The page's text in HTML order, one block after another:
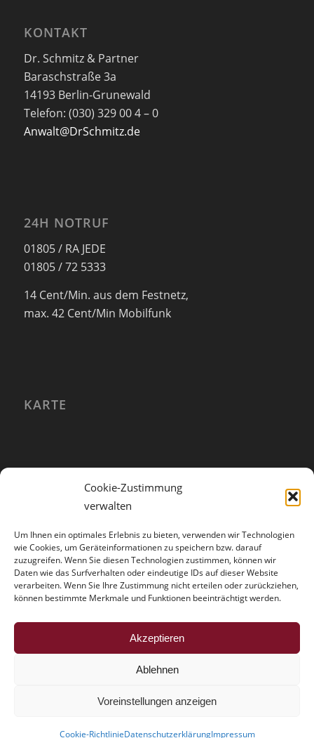
Cookie-Zustimmung
verwalten
Um Ihnen ein optimales Erlebnis zu bieten, verwenden wir Technologien
wie Cookies, um Geräteinformationen zu speichern bzw. darauf
zuzugreifen. Wenn Sie diesen Technologien zustimmen, können wir
Daten wie das Surfverhalten oder eindeutige IDs auf dieser Website
verarbeiten. Wenn Sie Ihre Zustimmung nicht erteilen oder zurückziehen,
können bestimmte Merkmale und Funktionen beeinträchtigt werden.
Akzeptieren
Ablehnen
Voreinstellungen anzeigen
Cookie-RichtlinieDatenschutzerklärungImpressum
KONTAKT
Dr. Schmitz & Partner
Baraschstraße 3a
14193 Berlin-Grunewald
Telefon: (030) 329 00 4 – 0
Anwalt@DrSchmitz.de
24H NOTRUF
01805 / RA JEDE
01805 / 72 5333
14 Cent/Min. aus dem Festnetz,
max. 42 Cent/Min Mobilfunk
KARTE
Der Trouble mit der Vollmacht
Dr. Schmitz & Partner - RechtsanwälteImpressum-Datenschutzerklärung